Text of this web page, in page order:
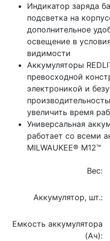
Индикатор заряда
подсветка на
дополнительное
освещение в
видимости
Аккумуляторы
превосходной
электроникой и
увеличить время
Универсальная
работает со всеми
MILWAUKEE® M12™
Вес:
Аккумулятор, шт.:
Емкость аккумулятора
(Ач):